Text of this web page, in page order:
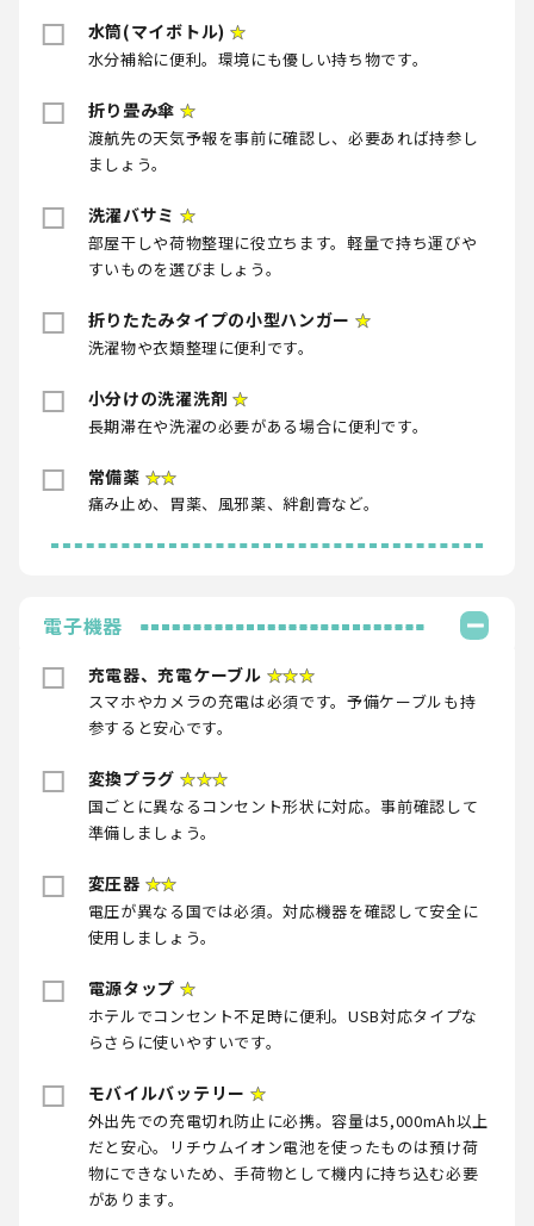
水筒(マイボトル) ★
水分補給に便利。環境にも優しい持ち物です。
折り畳み傘 ★
渡航先の天気予報を事前に確認し、必要あれば持参し
ましょう。
洗濯バサミ ★
部屋干しや荷物整理に役立ちます。軽量で持ち運びや
すいものを選びましょう。
折りたたみタイプの小型ハンガー ★
洗濯物や衣類整理に便利です。
小分けの洗濯洗剤 ★
長期滞在や洗濯の必要がある場合に便利です。
常備薬 ★★
痛み止め、胃薬、風邪薬、絆創膏など。
電子機器
充電器、充電ケーブル ★★★
スマホやカメラの充電は必須です。予備ケーブルも持
参すると安心です。
変換プラグ ★★★
国ごとに異なるコンセント形状に対応。事前確認して
準備しましょう。
変圧器 ★★
電圧が異なる国では必須。対応機器を確認して安全に
使用しましょう。
電源タップ ★
ホテルでコンセント不足時に便利。USB対応タイプな
らさらに使いやすいです。
モバイルバッテリー ★
外出先での充電切れ防止に必携。容量は5,000mAh以上
だと安心。リチウムイオン電池を使ったものは預け荷
物にできないため、手荷物として機内に持ち込む必要
があります。